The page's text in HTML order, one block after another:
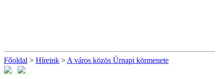
Főoldal > Híreink > A város közös Úrnapi körmenete